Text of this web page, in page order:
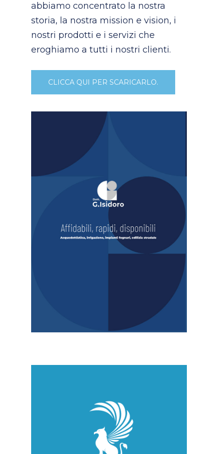
abbiamo concentrato la nostra
storia, la nostra mission e vision, i
nostri prodotti e i servizi che
eroghiamo a tutti i nostri clienti.
CLICCA QUI PER SCARICARLO.